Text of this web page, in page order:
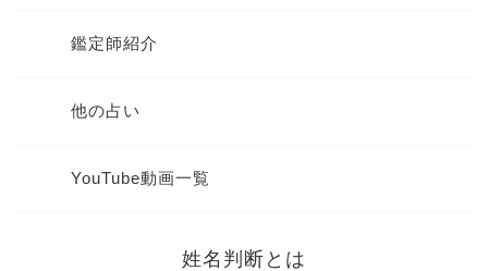
鑑定師紹介
他の占い
YouTube動画一覧
姓名判断とは